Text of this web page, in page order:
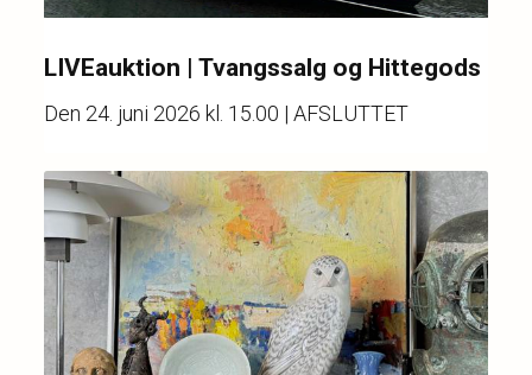
LIVEauktion | Tvangssalg og Hittegods
Den 24. juni 2026 kl. 15.00 | AFSLUTTET